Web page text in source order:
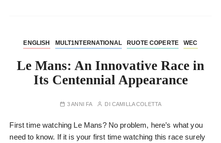
ENGLISH MULT1NTERNATIONAL RUOTE COPERTE WEC
Le Mans: An Innovative Race in
Its Centennial Appearance
3 ANNI FA DI CAMILLA COLETTA
First time watching Le Mans? No problem, here’s what you
need to know. If it is your first time watching this race surely